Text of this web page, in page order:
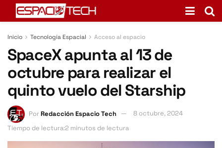
Inicio Tecnología Espacial Acceso al espacio
SpaceX apunta al 13 de
octubre para realizar el
quinto vuelo del Starship
PorRedacción Espacio Tech
8 octubre, 2024
Tiempo de lectura:2 minutos de lectura